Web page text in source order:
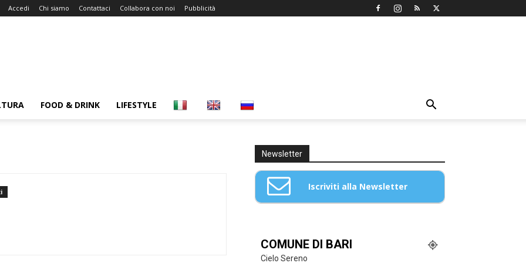
Accedi Chi siamo Contattaci Collabora con noi Pubblicità
FOOD & DRINK LIFESTYLE
Newsletter
Iscriviti alla Newsletter
COMUNE DI BARI
Cielo Sereno